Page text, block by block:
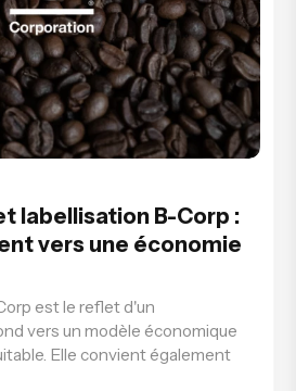
labellisation B-Corp :
vers une économie
est le reflet d'un
vers un modèle économique
Elle convient également